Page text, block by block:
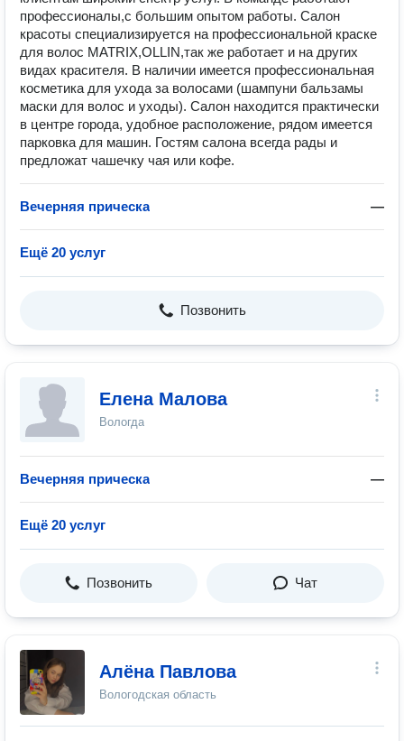
профессионалы,с большим опытом работы. Салон
красоты специализируется на профессиональной краске
для волос MATRIX,OLLIN,так же работает и на других
видах красителя. В наличии имеется профессиональная
косметика для ухода за волосами (шампуни бальзамы
маски для волос и уходы). Салон находится практически
в центре города, удобное расположение, рядом имеется
парковка для машин. Гостям салона всегда рады и
предложат чашечку чая или кофе.
Вечерняя прическа —
Ещё 20 услуг
Позвонить
Елена Малова
Вологда
Вечерняя прическа —
Ещё 20 услуг
Позвонить Чат
Алёна Павлова
Вологодская область